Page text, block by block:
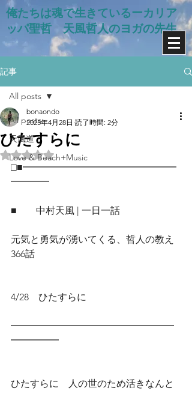
俺たちは魂で生きているー​カリア
ッパ聖哲 天風哲人のヨガの先生
記事
All posts
天風道
Love & Beach+Music
All posts
ひたすらに
bonaondo
2025年4月28日 読了時間: 2分
5つ星のうちNaNと評価されています。
□■━━━━━━━━━━━━━━━━
━━━━
■　　中村天風 | 一日一話
元気と勇気が湧いてくる、哲人の教え
366話
4/28　ひたすらに
━━━━━━━━━━━━━━━━━
━━━━━
ひたすらに　人の世のため活きなんと